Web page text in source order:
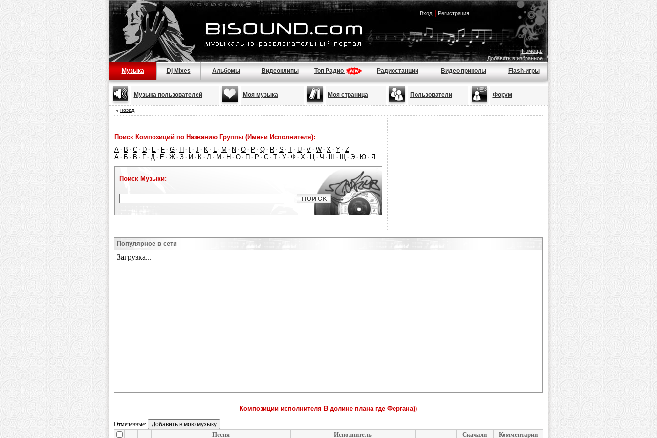
Вход| Регистрация
Помощь
Добавить в избранное
Музыка Dj Mixes Альбомы Видеоклипы Топ Радио Радиостанции Видео приколы Flash-игры
Музыка пользователей Моя музыка Моя страница Пользователи Форум
назад
Поиск Композиций по Названию Группы (Имени Исполнителя):
A · B · C · D · E · F · G · H · · J · K · L · M · N · O · P · Q · R · S · T · U · V · W · X · Y · Z
А · Б · В · Г · Д · Е · Ж · З · И · К · Л · М · Н · О · П · Р · С · Т · У · Ф · Х · Ц · Ч · Ш · Щ · Э · Ю · Я
Поиск Музыки:
Популярное в сети
Композиции исполнителя В долине плана где Фергана))
Отмеченные:
Песня Исполнитель Скачали Комментарии